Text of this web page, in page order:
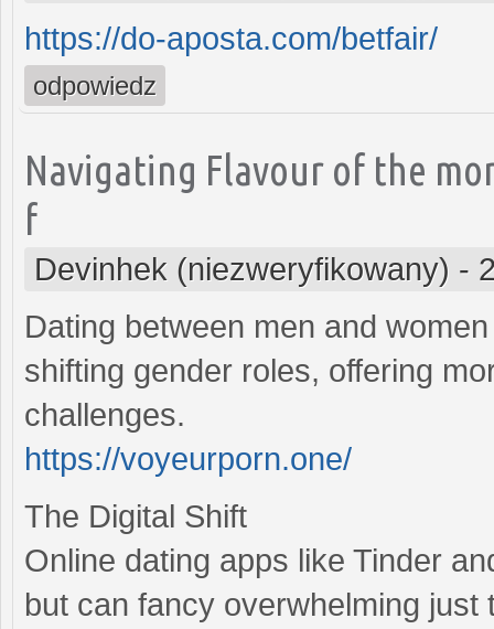
https://do-aposta.com/betfair/
odpowiedz
Navigating Flavour of the
f
Devinhek (niezweryfikowany) -
Dating between men and
shifting gender roles, offering
challenges.
https://voyeurporn.one/
The Digital Shift
Online dating apps like Tinder
but can fancy overwhelming